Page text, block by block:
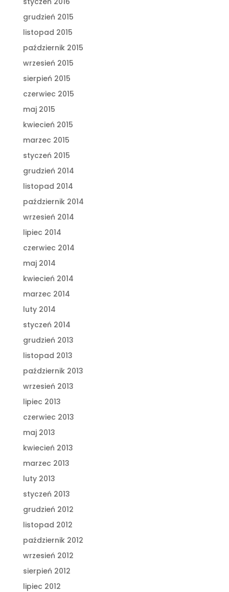
grudzień 2015
listopad 2015
październik 2015
wrzesień 2015
sierpień 2015
czerwiec 2015
maj 2015
kwiecień 2015
marzec 2015
styczeń 2015
grudzień 2014
listopad 2014
październik 2014
wrzesień 2014
lipiec 2014
czerwiec 2014
maj 2014
kwiecień 2014
marzec 2014
luty 2014
styczeń 2014
grudzień 2013
listopad 2013
październik 2013
wrzesień 2013
lipiec 2013
czerwiec 2013
maj 2013
kwiecień 2013
marzec 2013
luty 2013
styczeń 2013
grudzień 2012
listopad 2012
październik 2012
wrzesień 2012
sierpień 2012
lipiec 2012